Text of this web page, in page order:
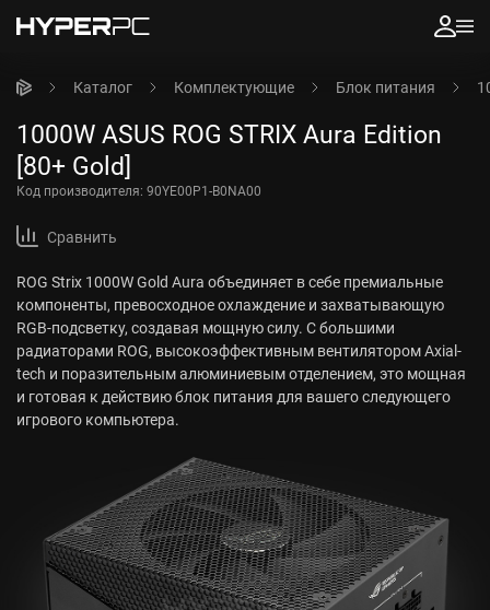
Каталог Комплектующие Блок питания
1000W ASUS ROG STRIX Aura Edition
[80+ Gold]
Код производителя: 90YE00P1-B0NA00
Сравнить
ROG Strix 1000W Gold Aura объединяет в себе премиальные
компоненты, превосходное охлаждение и захватывающую
RGB-подсветку, создавая мощную силу. С большими
радиаторами ROG, высокоэффективным вентилятором Axial-
tech и поразительным алюминиевым отделением, это мощная
и готовая к действию блок питания для вашего следующего
игрового компьютера.